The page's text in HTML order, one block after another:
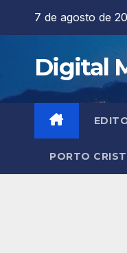
7 de agosto de
Digital
PORTO